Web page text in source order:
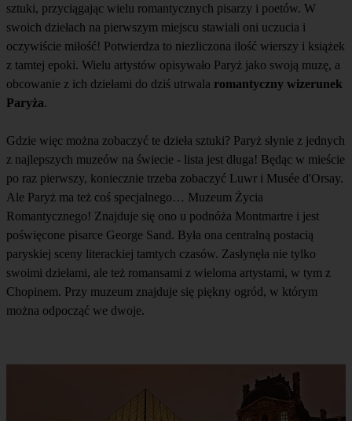
sztuki, przyciągając wielu romantycznych pisarzy i poetów. W
swoich dziełach na pierwszym miejscu stawiali oni uczucia i
oczywiście miłość! Potwierdza to niezliczona ilość wierszy i książek
z tamtej epoki. Wielu artystów opisywało Paryż jako swoją muzę, a
obcowanie z ich dziełami do dziś utrwala romantyczny wizerunek
Paryża.
Gdzie więc można zobaczyć te dzieła sztuki? Paryż słynie z jednych
z najlepszych muzeów na świecie - lista jest długa! Będąc w mieście
po raz pierwszy, koniecznie trzeba zobaczyć Luwr i Musée d'Orsay.
Ale Paryż ma też coś specjalnego… Muzeum Życia
Romantycznego! Znajduje się ono u podnóża Montmartre i jest
poświęcone pisarce George Sand. Była ona centralną postacią
paryskiej sceny literackiej tamtych czasów. Zasłynęła nie tylko
swoimi dziełami, ale też romansami z wieloma artystami, w tym z
Chopinem. Przy muzeum znajduje się piękny ogród, w którym
można odpocząć we dwoje.